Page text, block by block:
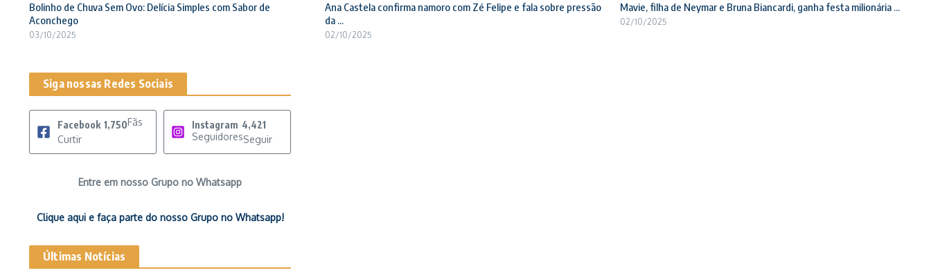
Bolinho de Chuva Sem Ovo: Delícia Simples com Sabor de
Aconchego
03/10/2025
Ana Castela confirma namoro com Zé Felipe e fala sobre pressão
da ...
02/10/2025
Mavie, filha de Neymar e Bruna Biancardi, ganha festa milionária ...
02/10/2025
Siga nossas Redes Sociais
Facebook 1,750Fãs
Curtir
Instagram 4,421
SeguidoresSeguir
Entre em nosso Grupo no Whatsapp
Clique aqui e faça parte do nosso Grupo no Whatsapp!
Últimas Notícias